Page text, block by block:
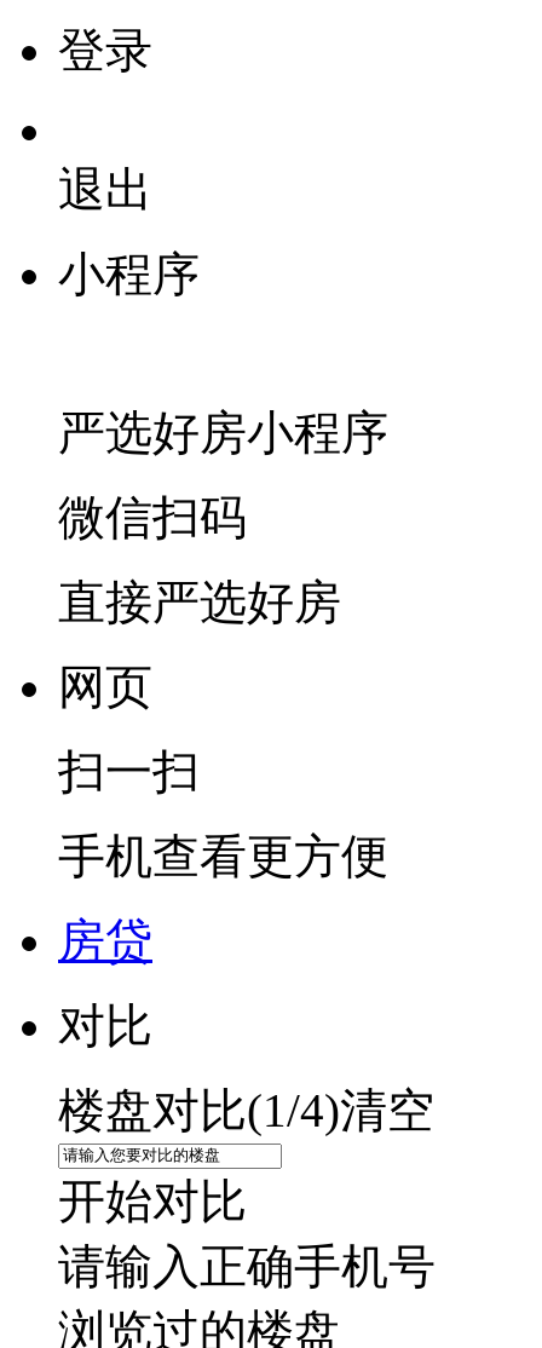
登录
退出
小程序
严选好房小程序
微信扫码
直接严选好房
网页
扫一扫
手机查看更方便
房贷
对比
楼盘对比(1/4)清空
开始对比
请输入正确手机号
浏览过的楼盘